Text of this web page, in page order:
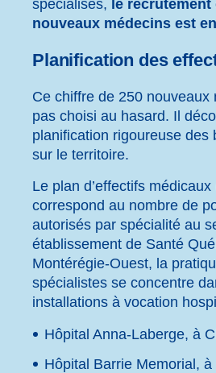
spécialisés, le recrutement
nouveaux médecins est
Planification des
Ce chiffre de 250 nouveaux
pas choisi au hasard. Il
planification rigoureuse des
sur le territoire.
Le plan d’effectifs médicaux
correspond au nombre de
autorisés par spécialité au
établissement de Santé
Montérégie-Ouest, la
spécialistes se concentre
installations à vocation
Hôpital Anna-Laberge, à
Hôpital Barrie Memorial, à